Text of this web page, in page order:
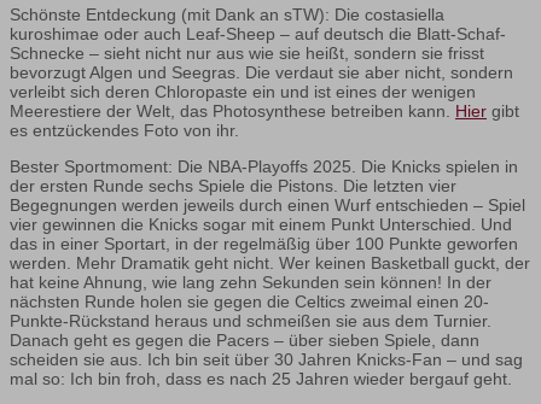
Schönste Entdeckung (mit Dank an sTW): Die costasiella
kuroshimae oder auch Leaf-Sheep – auf deutsch die Blatt-Schaf-
Schnecke – sieht nicht nur aus wie sie heißt, sondern sie frisst
bevorzugt Algen und Seegras. Die verdaut sie aber nicht, sondern
verleibt sich deren Chloropaste ein und ist eines der wenigen
Meerestiere der Welt, das Photosynthese betreiben kann. Hier gibt
es entzückendes Foto von ihr.
Bester Sportmoment: Die NBA-Playoffs 2025. Die Knicks spielen in
der ersten Runde sechs Spiele die Pistons. Die letzten vier
Begegnungen werden jeweils durch einen Wurf entschieden – Spiel
vier gewinnen die Knicks sogar mit einem Punkt Unterschied. Und
das in einer Sportart, in der regelmäßig über 100 Punkte geworfen
werden. Mehr Dramatik geht nicht. Wer keinen Basketball guckt, der
hat keine Ahnung, wie lang zehn Sekunden sein können! In der
nächsten Runde holen sie gegen die Celtics zweimal einen 20-
Punkte-Rückstand heraus und schmeißen sie aus dem Turnier.
Danach geht es gegen die Pacers – über sieben Spiele, dann
scheiden sie aus. Ich bin seit über 30 Jahren Knicks-Fan – und sag
mal so: Ich bin froh, dass es nach 25 Jahren wieder bergauf geht.